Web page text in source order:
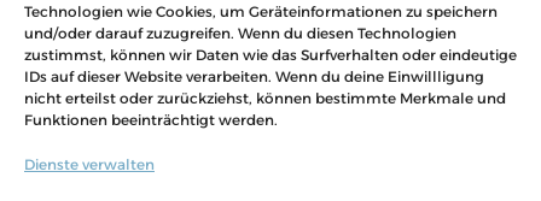
Technologien wie Cookies, um Geräteinformationen zu speichern
und/oder darauf zuzugreifen. Wenn du diesen Technologien
zustimmst, können wir Daten wie das Surfverhalten oder eindeutige
IDs auf dieser Website verarbeiten. Wenn du deine Einwillligung
nicht erteilst oder zurückziehst, können bestimmte Merkmale und
Funktionen beeinträchtigt werden.
Dienste verwalten
florian.niemann@gmx.de
Dresdner Straße 9